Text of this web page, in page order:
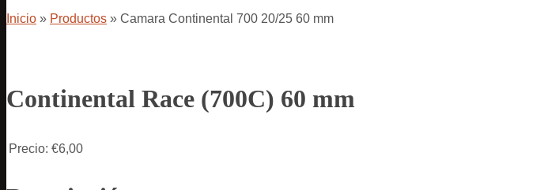
Inicio » Productos » Camara Continental 700 20/25 60 mm
Continental Race (700C) 60 mm
Precio: €6,00